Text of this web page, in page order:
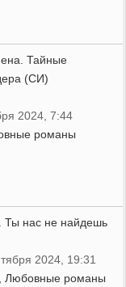
Тайные
(СИ)
2024, 7:44
романы
Ты нас не найдешь
2024, 19:31
Любовные романы